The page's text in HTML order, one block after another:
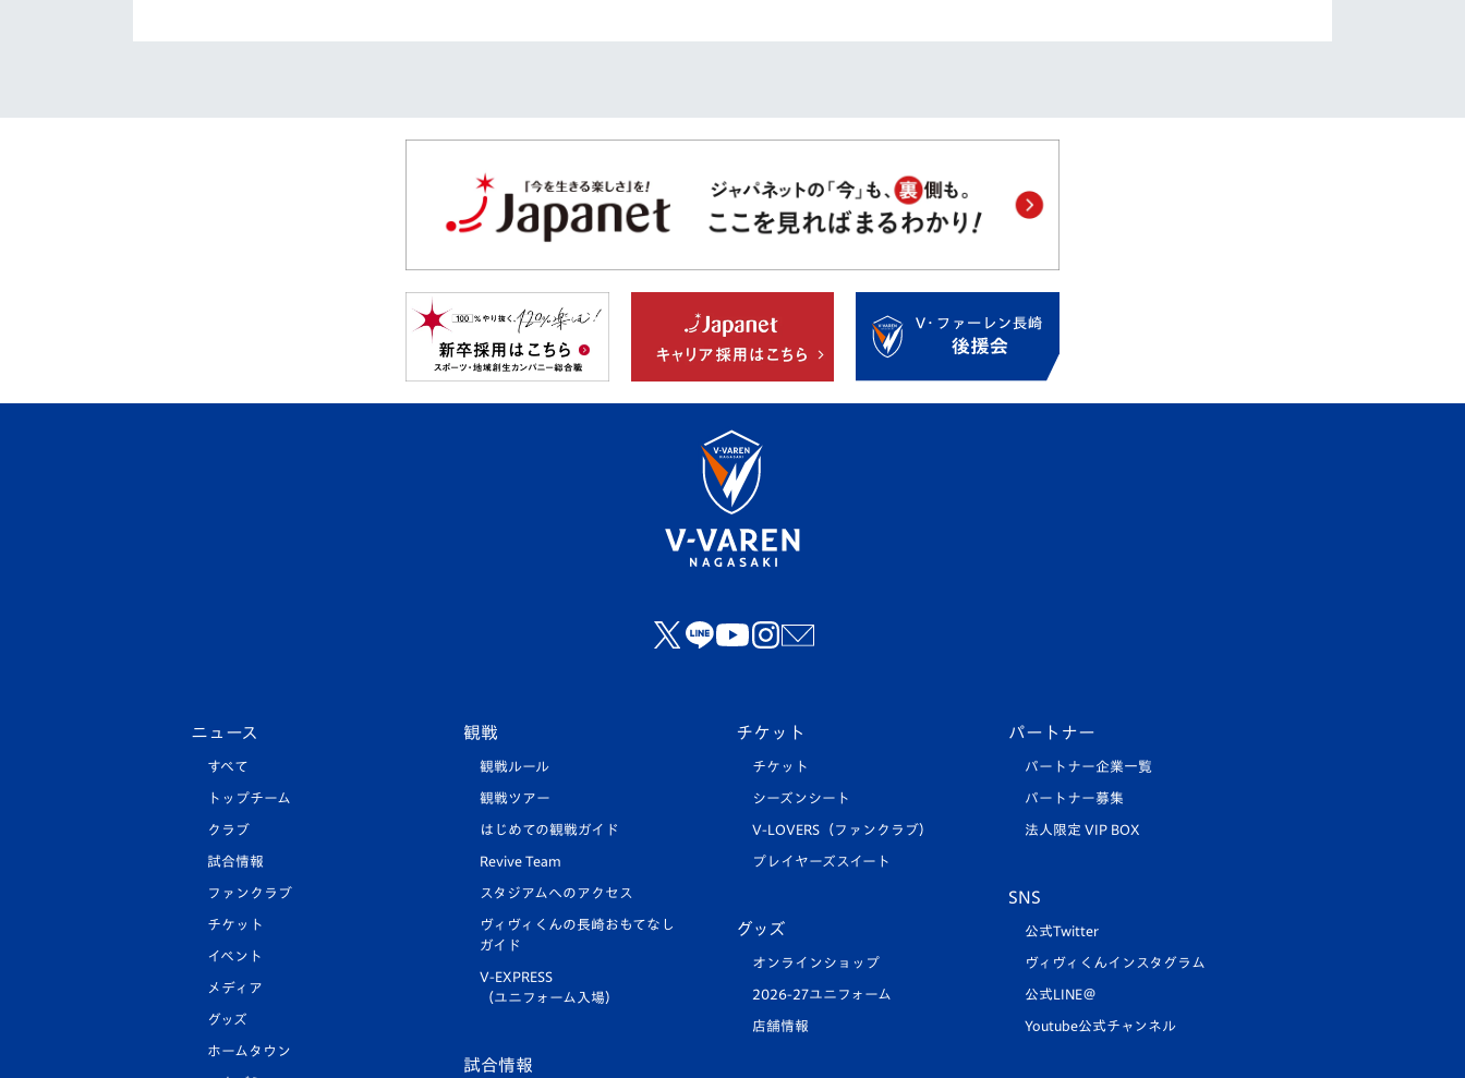
ニュース
すべて
トップチーム
クラブ
試合情報
ファンクラブ
チケット
イベント
メディア
グッズ
ホームタウン
観戦
観戦ルール
観戦ツアー
はじめての観戦ガイド
Revive Team
スタジアムへのアクセス
ヴィヴィくんの長崎おもてなし
ガイド
V-EXPRESS
（ユニフォーム入場）
試合情報
チケット
チケット
シーズンシート
V-LOVERS（ファンクラブ）
プレイヤーズスイート
グッズ
オンラインショップ
2026-27ユニフォーム
店舗情報
パートナー
パートナー企業一覧
パートナー募集
法人限定 VIP BOX
SNS
公式Twitter
ヴィヴィくんインスタグラム
公式LINE＠
Youtube公式チャンネル